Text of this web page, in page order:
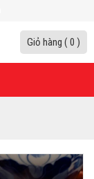
Giỏ hàng ( 0 )